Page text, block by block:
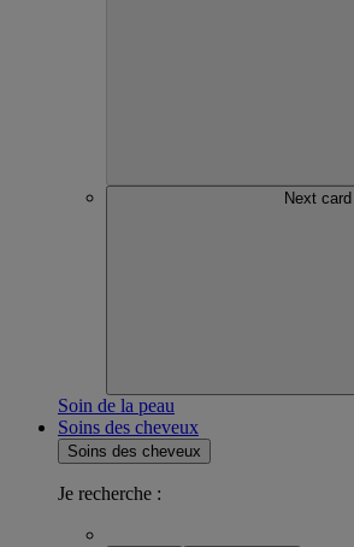
Next card
Soin de la peau
Soins des cheveux
Soins des cheveux
Je recherche :